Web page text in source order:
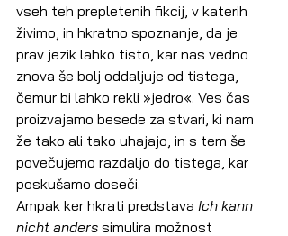
vseh teh prepletenih fikcij, v katerih
živimo, in hkratno spoznanje, da je
prav jezik lahko tisto, kar nas vedno
znova še bolj oddaljuje od tistega,
čemur bi lahko rekli »jedro«. Ves čas
proizvajamo besede za stvari, ki nam
že tako ali tako uhajajo, in s tem še
povečujemo razdaljo do tistega, kar
poskušamo doseči.
Ampak ker hkrati predstava Ich kann
nicht anders simulira možnost